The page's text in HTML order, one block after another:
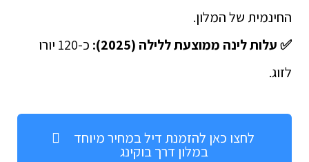
החינמית של המלון.
✅עלות לינה ממוצעת ללילה (2025):
כ-120 יורו
לזוג.
לחצו כאן להזמנת דיל במחיר מיוחד
במלון דרך בוקינג